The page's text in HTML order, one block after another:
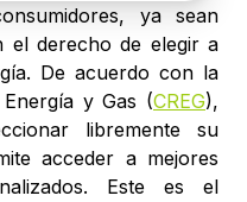
ya sean
el derecho de elegir a
De acuerdo con la
y Gas (CREG),
libremente su
acceder a mejores
Este es el